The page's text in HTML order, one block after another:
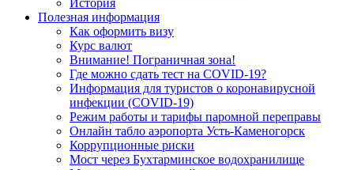
История
Полезная информация
Как оформить визу
Курс валют
Внимание! Пограничная зона!
Где можно сдать тест на COVID-19?
Информация для туристов о коронавирусной
инфекции (COVID-19)
Режим работы и тарифы паромной переправы
Онлайн табло аэропорта Усть-Каменогорск
Коррупционные риски
Мост через Бухтарминское водохранилище